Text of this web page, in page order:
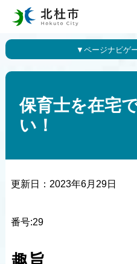
保育士を在宅
い！
更新日： 2023年6月29日
番号:29